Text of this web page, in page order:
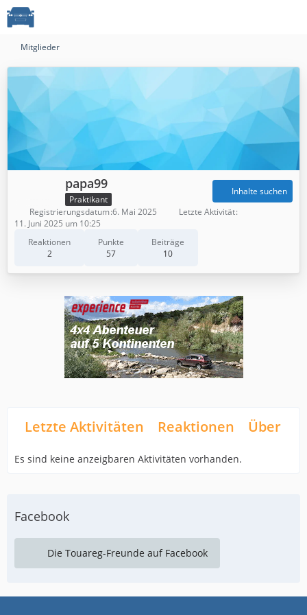
Mitglieder
papa99
Praktikant
Reaktionen
2
Punkte
57
Beiträge
10
Inhalte suchen
Registrierungsdatum 6. Mai 2025
Letzte Aktivität
11. Juni 2025 um 10:25
Letzte Aktivitäten Reaktionen Über
Es sind keine anzeigbaren Aktivitäten vorhanden.
Facebook
Die Touareg-Freunde auf Facebook